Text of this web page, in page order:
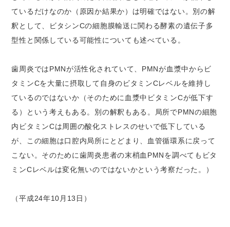
ているだけなのか（原因か結果か）は明確ではない。別の解
釈として、ビタシンCの細胞膜輸送に関わる酵素の遺伝子多
型性と関係している可能性についても述べている。
歯周炎ではPMNが活性化されていて、PMNが血漿中からビ
タミンCを大量に摂取して自身のビタミンCレベルを維持し
ているのではないか（そのために血漿中ビタミンCが低下す
る）という考えもある。別の解釈もある。局所でPMNの細胞
内ビタミンCは周囲の酸化ストレスのせいで低下している
が、この細胞は口腔内局所にとどまり、血管循環系に戻って
こない。そのために歯周炎患者の末梢血PMNを調べてもビタ
ミンCレベルは変化無いのではないかという考察だった。）
（平成24年10月13日）